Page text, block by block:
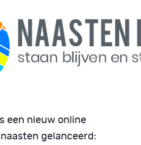
een nieuw online
gelanceerd: